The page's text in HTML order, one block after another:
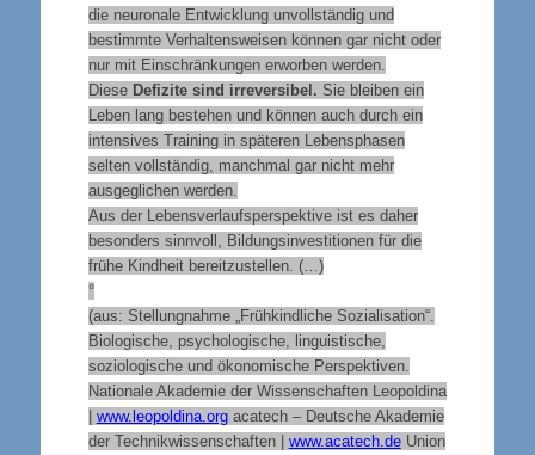
die neuronale Entwicklung unvollständig und
bestimmte Verhaltensweisen können gar nicht oder
nur mit Einschränkungen erworben werden.
Diese Defizite sind irreversibel. Sie bleiben ein
Leben lang bestehen und können auch durch ein
intensives Training in späteren Lebensphasen
selten vollständig, manchmal gar nicht mehr
ausgeglichen werden.
Aus der Lebensverlaufsperspektive ist es daher
besonders sinnvoll, Bildungsinvestitionen für die
frühe Kindheit bereitzustellen. (…)
°
(aus: Stellungnahme „Frühkindliche Sozialisation“.
Biologische, psychologische, linguistische,
soziologische und ökonomische Perspektiven.
Nationale Akademie der Wissenschaften Leopoldina
| www.leopoldina.orgacatech – Deutsche Akademie
der Technikwissenschaften | www.acatech.deUnion